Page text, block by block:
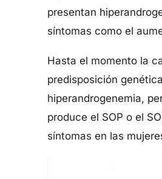
presentan
síntomas como el
Hasta el momento la
predisposición
hiperandrogenemia,
produce el SOP o el
síntomas en las